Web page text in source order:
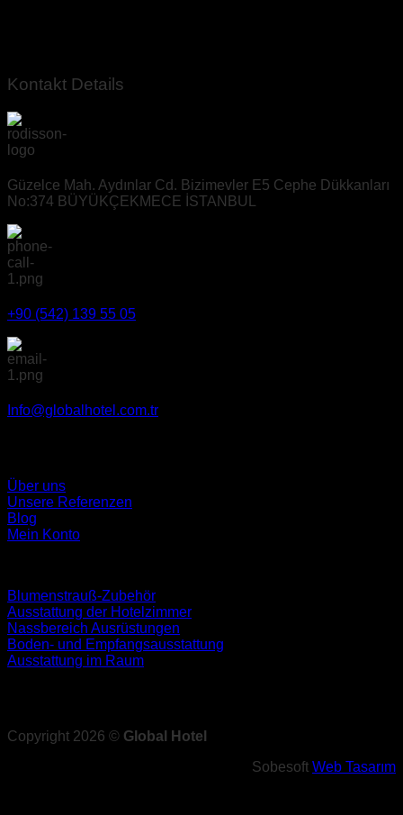
Kontakt Details
Güzelce Mah. Aydınlar Cd. Bizimevler E5 Cephe Dükkanları
No:374 BÜYÜKÇEKMECE İSTANBUL
+90 (542) 139 55 05
Info@globalhotel.com.tr
Über uns
Unsere Referenzen
Blog
Mein Konto
Blumenstrauß-Zubehör
Ausstattung der Hotelzimmer
Nassbereich Ausrüstungen
Boden- und Empfangsausstattung
Ausstattung im Raum
Copyright 2026 © Global Hotel
Sobesoft Web Tasarım